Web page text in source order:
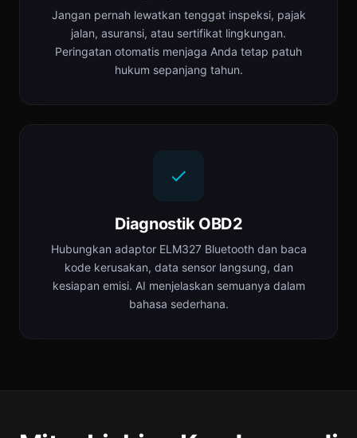
Jangan pernah lewatkan tenggat inspeksi, pajak
jalan, asuransi, atau sertifikat lingkungan.
Peringatan otomatis menjaga Anda tetap patuh
hukum sepanjang tahun.
Diagnostik OBD2
Hubungkan adaptor ELM327 Bluetooth dan baca
kode kerusakan, data sensor langsung, dan
kesiapan emisi. AI menjelaskan semuanya dalam
bahasa sederhana.